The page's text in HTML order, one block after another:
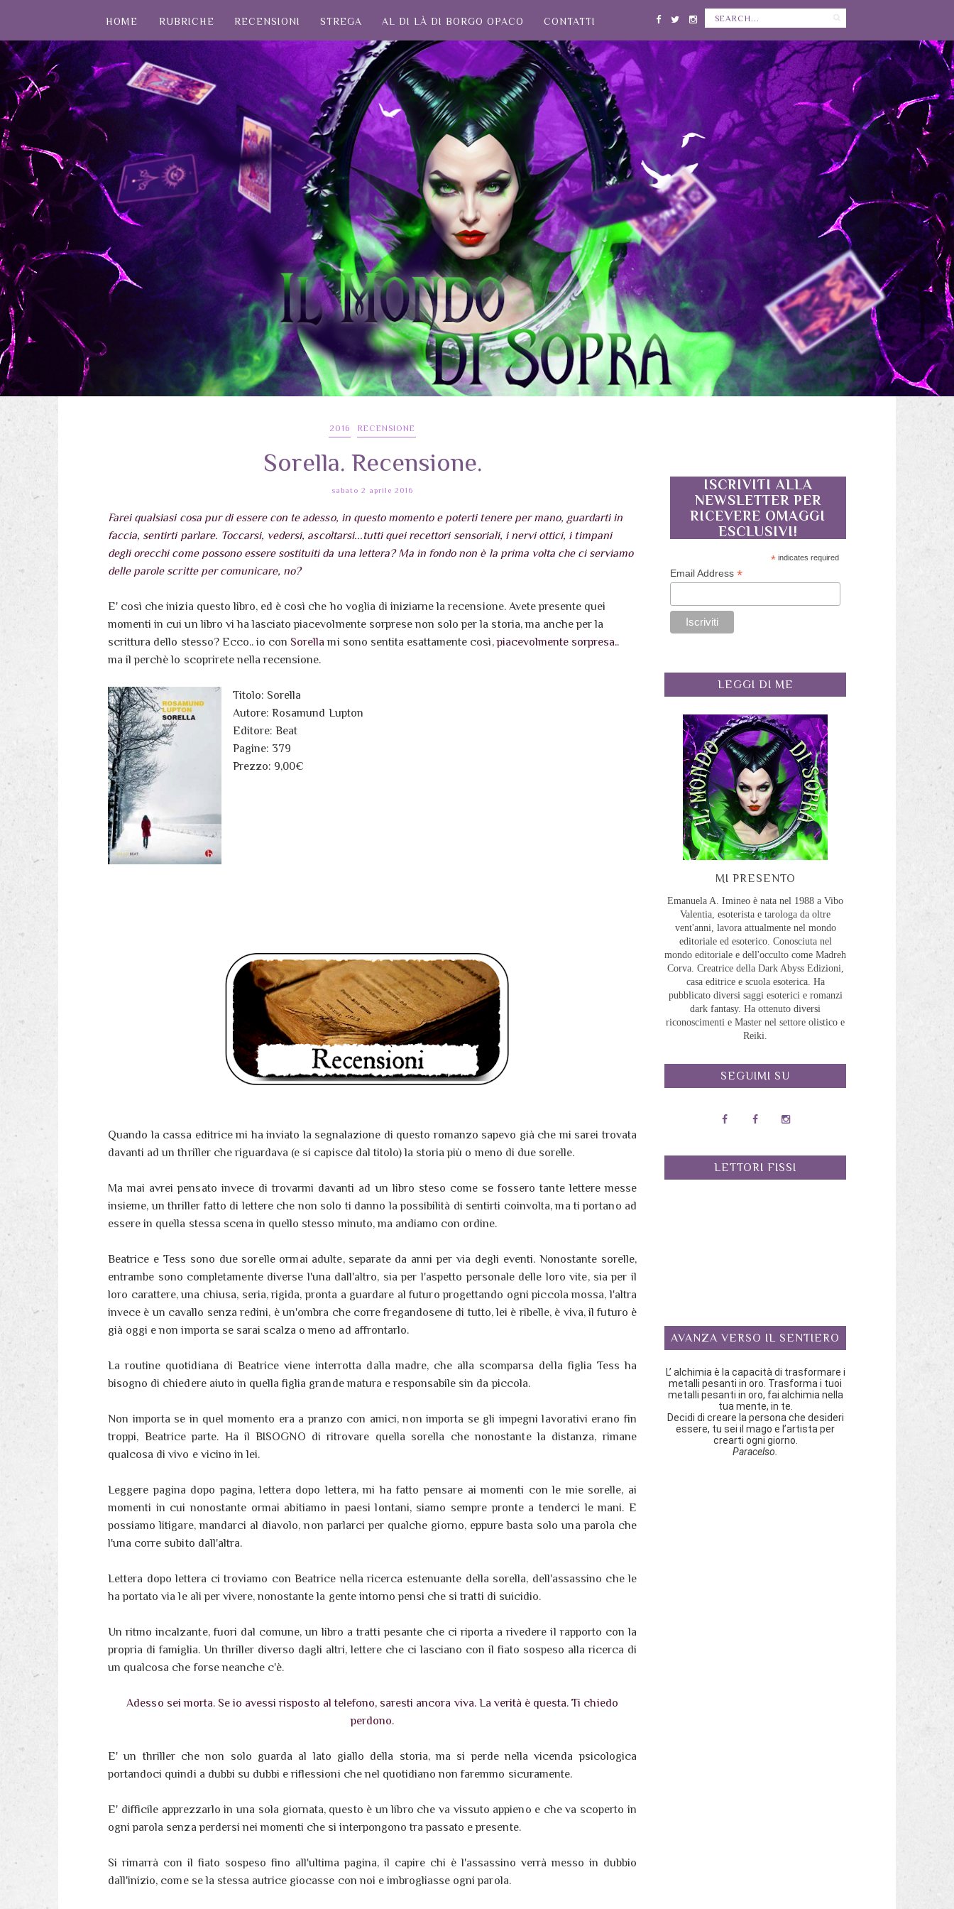
HOME RUBRICHE RECENSIONI STREGA AL DI LÀ DI BORGO OPACO CONTATTI
2016 RECENSIONE
Sorella. Recensione.
sabato 2 aprile 2016
Farei qualsiasi cosa pur di essere con te adesso, in questo momento e poterti tenere per mano, guardarti in
faccia, sentirti parlare. Toccarsi, vedersi, ascoltarsi...tutti quei recettori sensoriali, i nervi ottici, i timpani
degli orecchi come possono essere sostituiti da una lettera? Ma in fondo non è la prima volta che ci serviamo
delle parole scritte per comunicare, no?
E' così che inizia questo libro, ed è così che ho voglia di iniziarne la recensione. Avete presente quei
momenti in cui un libro vi ha lasciato piacevolmente sorprese non solo per la storia, ma anche per la
scrittura dello stesso? Ecco.. io con Sorella mi sono sentita esattamente così,piacevolmente sorpresa..
ma il perchè lo scoprirete nella recensione.
Titolo: Sorella
Autore: Rosamund Lupton
Editore: Beat
Pagine: 379
Prezzo: 9,00€
Quando la cassa editrice mi ha inviato la segnalazione di questo romanzo sapevo già che mi sarei trovata
davanti ad un thriller che riguardava (e si capisce dal titolo) la storia più o meno di due sorelle.
Ma mai avrei pensato invece di trovarmi davanti ad un libro steso come se fossero tante lettere messe
insieme, un thriller fatto di lettere che non solo ti danno la possibilità di sentirti coinvolta, ma ti portano ad
essere in quella stessa scena in quello stesso minuto, ma andiamo con ordine.
Beatrice e Tess sono due sorelle ormai adulte, separate da anni per via degli eventi. Nonostante sorelle,
entrambe sono completamente diverse l'una dall'altro, sia per l'aspetto personale delle loro vite, sia per il
loro carattere, una chiusa, seria, rigida, pronta a guardare al futuro progettando ogni piccola mossa, l'altra
invece è un cavallo senza redini, è un'ombra che corre fregandosene di tutto, lei è ribelle, è viva, il futuro è
già oggi e non importa se sarai scalza o meno ad affrontarlo.
La routine quotidiana di Beatrice viene interrotta dalla madre, che alla scomparsa della figlia Tess ha
bisogno di chiedere aiuto in quella figlia grande matura e responsabile sin da piccola.
Non importa se in quel momento era a pranzo con amici, non importa se gli impegni lavorativi erano fin
troppi, Beatrice parte. Ha il BISOGNO di ritrovare quella sorella che nonostante la distanza, rimane
qualcosa di vivo e vicino in lei.
Leggere pagina dopo pagina, lettera dopo lettera, mi ha fatto pensare ai momenti con le mie sorelle, ai
momenti in cui nonostante ormai abitiamo in paesi lontani, siamo sempre pronte a tenderci le mani. E
possiamo litigare, mandarci al diavolo, non parlarci per qualche giorno, eppure basta solo una parola che
l'una corre subito dall'altra.
Lettera dopo lettera ci troviamo con Beatrice nella ricerca estenuante della sorella, dell'assassino che le
ha portato via le ali per vivere, nonostante la gente intorno pensi che si tratti di suicidio.
Un ritmo incalzante, fuori dal comune, un libro a tratti pesante che ci riporta a rivedere il rapporto con la
propria di famiglia. Un thriller diverso dagli altri, lettere che ci lasciano con il fiato sospeso alla ricerca di
un qualcosa che forse neanche c'è.
Adesso sei morta. Se io avessi risposto al telefono, saresti ancora viva. La verità è questa. Ti chiedo
perdono.
E' un thriller che non solo guarda al lato giallo della storia, ma si perde nella vicenda psicologica
portandoci quindi a dubbi su dubbi e riflessioni che nel quotidiano non faremmo sicuramente.
E' difficile apprezzarlo in una sola giornata, questo è un libro che va vissuto appieno e che va scoperto in
ogni parola senza perdersi nei momenti che si interpongono tra passato e presente.
Si rimarrà con il fiato sospeso fino all'ultima pagina, il capire chi è l'assassino verrà messo in dubbio
dall'inizio, come se la stessa autrice giocasse con noi e imbrogliasse ogni parola.
ISCRIVITI ALLA
NEWSLETTER PER
RICEVERE OMAGGI
ESCLUSIVI!
* indicates required
Email Address *
LEGGI DI ME
MI PRESENTO
Emanuela A. Imineo è nata nel 1988 a Vibo
Valentia, esoterista e tarologa da oltre
vent'anni, lavora attualmente nel mondo
editoriale ed esoterico. Conosciuta nel
mondo editoriale e dell'occulto come Madreh
Corva. Creatrice della Dark Abyss Edizioni,
casa editrice e scuola esoterica. Ha
pubblicato diversi saggi esoterici e romanzi
dark fantasy. Ha ottenuto diversi
riconoscimenti e Master nel settore olistico e
Reiki.
SEGUIMI SU
LETTORI FISSI
AVANZA VERSO IL SENTIERO
L’ alchimia è la capacità di trasformare i
metalli pesanti in oro. Trasforma i tuoi
metalli pesanti in oro, fai alchimia nella
tua mente, in te.
Decidi di creare la persona che desideri
essere, tu sei il mago e l’artista per
crearti ogni giorno.
Paracelso.